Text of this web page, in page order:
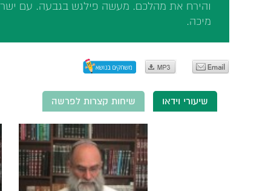
והירח את מהלכם. מעשה פילגש בגבעה. עם
מיכה.
שיעורי וידאו שיחות קצרות לפרשה